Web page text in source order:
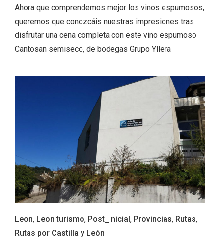
Ahora que comprendemos mejor los vinos espumosos,
queremos que conozcáis nuestras impresiones tras
disfrutar una cena completa con este vino espumoso
Cantosan semiseco, de bodegas Grupo Yllera
Leon, Leon turismo, Post_inicial, Provincias, Rutas,
Rutas por Castilla y León
Fiesta de Primavera 2026 en la Ruta del
Vino de Cigales